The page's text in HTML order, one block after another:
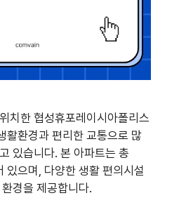
치한 협성휴포레이시아폴리스
활환경과 편리한 교통으로 많
있습니다. 본 아파트는 총
있으며, 다양한 생활 편의시설
경을 제공합니다.